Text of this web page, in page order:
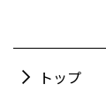
トップ